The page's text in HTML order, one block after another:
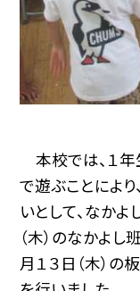
本校では、１
で遊ぶことによ
いとして、なかよ
（木）のなかよし
月１３日（木）